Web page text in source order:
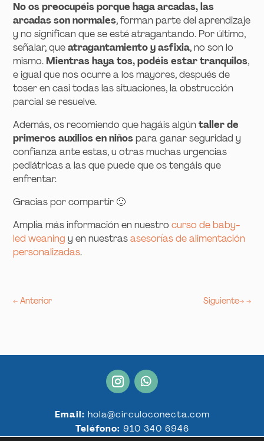
No os preocupéis porque haga arcadas, las
arcadas son normales, forman parte del aprendizaje
y no significan que se esté atragantando. Por último,
señalar, queatragantamiento y asfixia, no son lo
mismo. Mientras haya tos, podéis estar tranquilos,
e igual que nos ocurre a los mayores, después de
toser en casi todas las situaciones, la obstrucción
parcial se resuelve.
Además, os recomiendo que hagáis algún taller de
primeros auxilios en niñospara ganar seguridad y
confianza ante estas, u otras muchas urgencias
pediátricas a las que puede que os tengáis que
enfrentar.
Gracias por compartir 🙂
Amplía más información en nuestrocurso de baby-
led weaning y en nuestrasasesorías de alimentación
personalizadas.
←Anterior Siguiente →
Email: hola@circuloconecta.com
Teléfono: 910 340 6946